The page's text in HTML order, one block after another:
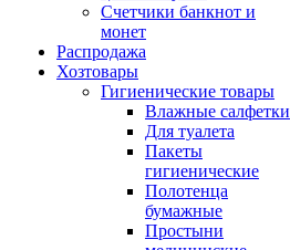
Счетчики банкнот и
монет
Распродажа
Хозтовары
Гигиенические товары
Влажные салфетки
Для туалета
Пакеты
гигиенические
Полотенца
бумажные
Простыни